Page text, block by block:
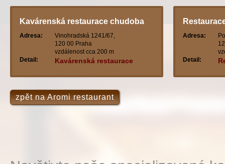
Kavárenská restaurace chudoba
Adresa:
Vinohradská 1241/67,
120 00 Praha
vzdálenost cca 200 m
Detail:
Kavárenská restaurace
Adresa:
Detail:
zpět na Aromi restaurant